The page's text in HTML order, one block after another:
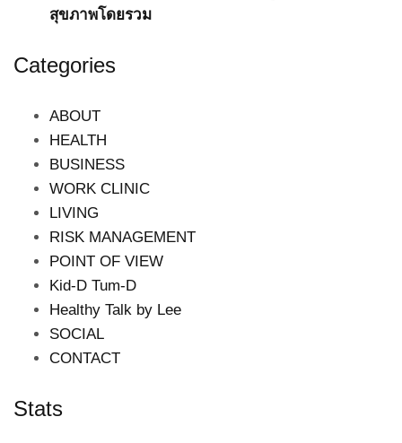
สุขภาพโดยรวม
Categories
ABOUT
HEALTH
BUSINESS
WORK CLINIC
LIVING
RISK MANAGEMENT
POINT OF VIEW
Kid-D Tum-D
Healthy Talk by Lee
SOCIAL
CONTACT
Stats